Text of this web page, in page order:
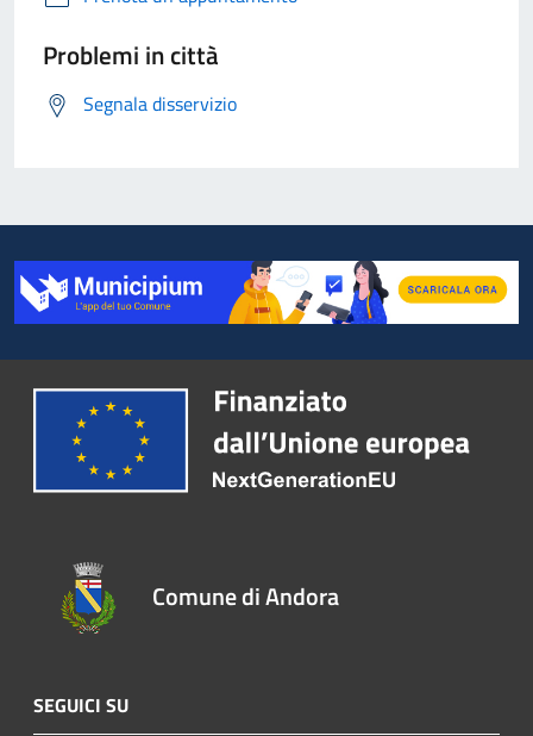
Problemi in città
Segnala disservizio
Comune di Andora
SEGUICI SU